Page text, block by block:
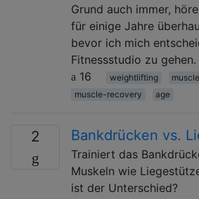
Grund auch immer,
für einige Jahre
bevor ich mich
Fitnessstudio zu
16
weightlifting muscle
muscle-recovery
age
2 Bankdrücken vs.
Trainiert das
Muskeln wie
ist der Unterschied?